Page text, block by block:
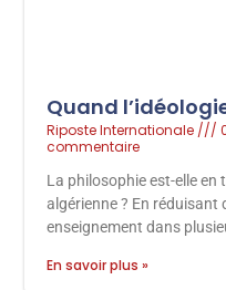
Quand
Riposte Internationale
commentaire
La philosophie est-elle en
algérienne ? En
enseignement dans
En savoir plus »